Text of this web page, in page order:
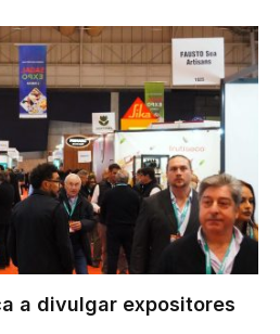
a divulgar expositores